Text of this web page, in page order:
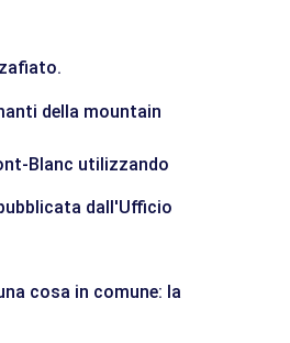
della mountain
Blanc utilizzando
dall'Ufficio
cosa in comune: la